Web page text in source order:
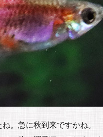
。急に秋到来ですかね。